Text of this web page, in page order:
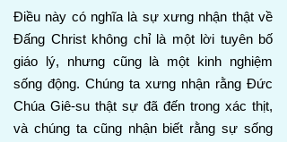
Điều này có nghĩa là sự xưng nhận thật về
Đấng Christ không chỉ là một lời tuyên bố
giáo lý, nhưng cũng là một kinh nghiệm
sống động. Chúng ta xưng nhận rằng Đức
Chúa Giê-su thật sự đã đến trong xác thịt,
và chúng ta cũng nhận biết rằng sự sống